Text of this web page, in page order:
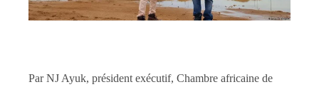
Par NJ Ayuk, président exécutif, Chambre africaine de